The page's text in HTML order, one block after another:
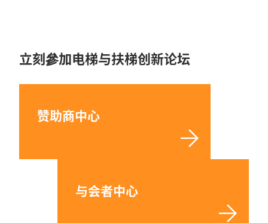
立刻參加电梯与扶梯创新论坛
赞助商中心
与会者中心